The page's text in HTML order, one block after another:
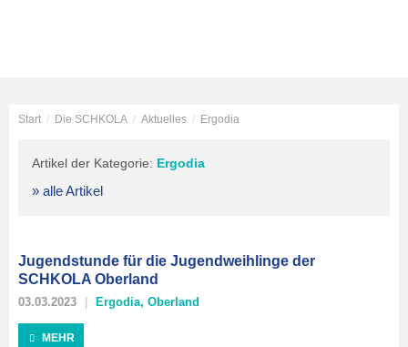
Start / Die SCHKOLA / Aktuelles / Ergodia
Artikel der Kategorie: Ergodia
» alle Artikel
Jugendstunde für die Jugendweihlinge der
SCHKOLA Oberland
03.03.2023 Ergodia, Oberland
MEHR